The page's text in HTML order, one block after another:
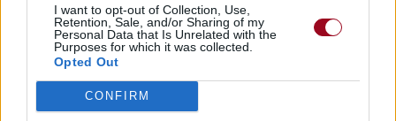
I want to opt-out of Collection, Use,
Retention, Sale, and/or Sharing of my
Personal Data that Is Unrelated with the
Purposes for which it was collected.
Opted Out
CONFIRM